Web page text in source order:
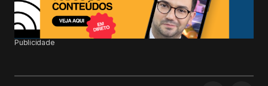
Publicidade